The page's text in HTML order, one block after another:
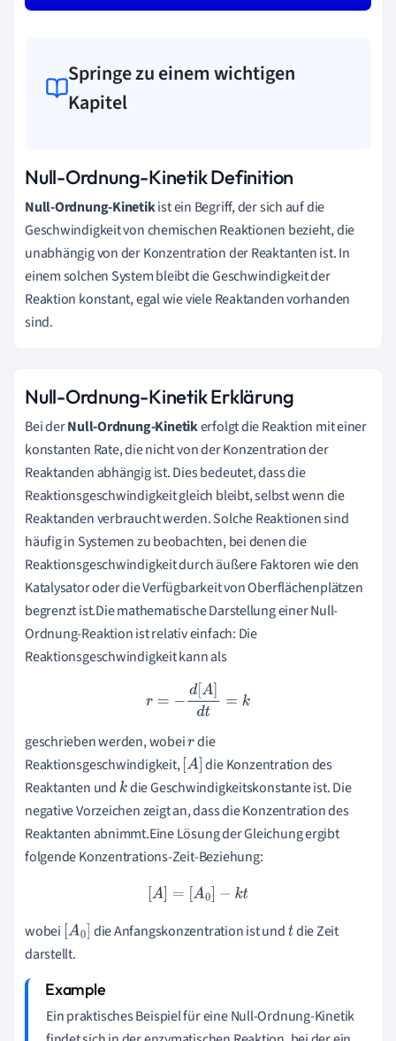
Springe zu einem wichtigen
Kapitel
Null-Ordnung-Kinetik Definition
Null-Ordnung-Kinetikist ein Begriff, der sich auf die
Geschwindigkeit von chemischen Reaktionen bezieht, die
unabhängig von der Konzentration der Reaktanten ist. In
einem solchen System bleibt die Geschwindigkeit der
Reaktion konstant, egal wie viele Reaktanden vorhanden
sind.
Null-Ordnung-Kinetik Erklärung
Bei derNull-Ordnung-Kinetikerfolgt die Reaktion mit einer
konstanten Rate, die nicht von der Konzentration der
Reaktanden abhängig ist. Dies bedeutet, dass die
Reaktionsgeschwindigkeit gleich bleibt, selbst wenn die
Reaktanden verbraucht werden. Solche Reaktionen sind
häufig in Systemen zu beobachten, bei denen die
Reaktionsgeschwindigkeit durch äußere Faktoren wie den
Katalysator oder die Verfügbarkeit von Oberflächenplätzen
begrenzt ist.Die mathematische Darstellung einer Null-
Ordnung-Reaktion ist relativ einfach: Die
Reaktionsgeschwindigkeit kann als
r= d[A]dt k
geschrieben werden, wobeir die
Reaktionsgeschwindigkeit, [A] die Konzentration des
Reaktanten undkdie Geschwindigkeitskonstante ist. Die
negative Vorzeichen zeigt an, dass die Konzentration des
Reaktanten abnimmt.Eine Lösung der Gleichung ergibt
folgende Konzentrations-Zeit-Beziehung:
A]= A0] kt
wobei [A0] die Anfangskonzentration ist undtdie Zeit
darstellt.
Ein praktisches Beispiel für eine Null-Ordnung-Kinetik